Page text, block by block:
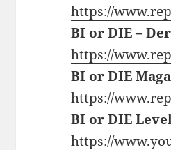
https://
BI or DIE –
https://
BI or DIE
https://
BI or DIE
https://